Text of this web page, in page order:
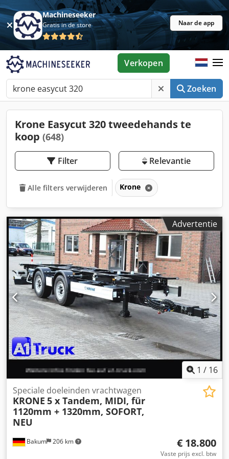
Machineseeker
Gratis in de store Naar de app
Zoeken
Verkopen
Krone Easycut 320 tweedehands te
koop (648)
Filter Relevantie
Alle filters verwijderen Krone
Advertentie
1 / 16
Bakum 206 km
Speciale doeleinden vrachtwagen
KRONE 5 x Tandem, MIDI, für
1120mm + 1320mm, SOFORT,
NEU
€ 18.800
Vaste prijs excl. btw